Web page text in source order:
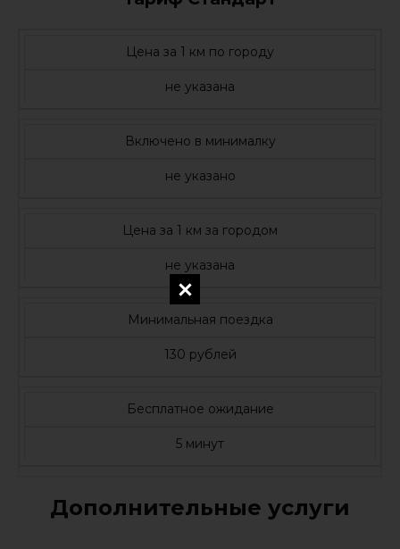
Цена за 1 км по городу
не указана
Включено в минималку
не указано
Цена за 1 км за городом
не указана
Минимальная поездка
130 рублей
Бесплатное ожидание
5 минут
Дополнительные услуги